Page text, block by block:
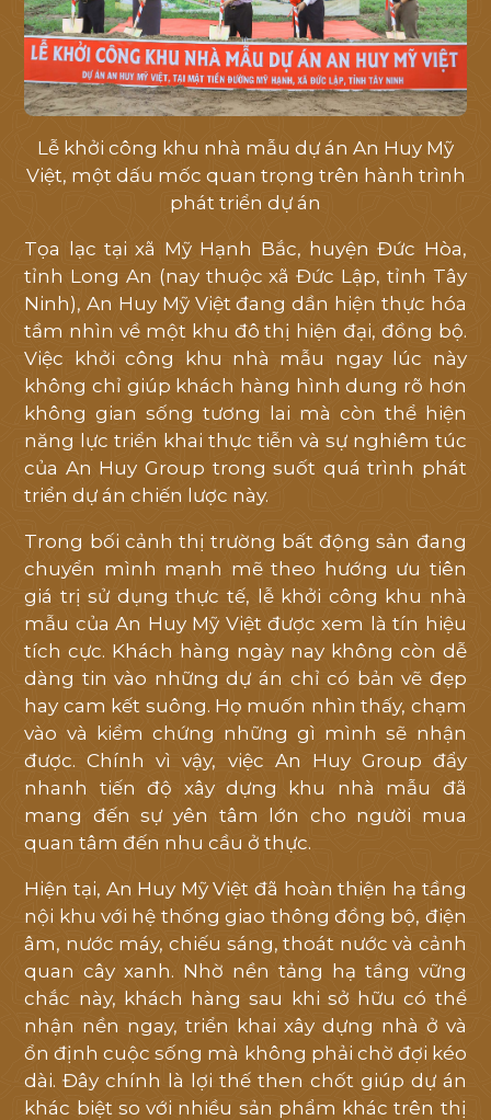
Lễ khởi công khu nhà mẫu dự án An Huy Mỹ
Việt, một dấu mốc quan trọng trên hành trình
phát triển dự án
Tọa lạc tại xã Mỹ Hạnh Bắc, huyện Đức Hòa,
tỉnh Long An (nay thuộc xã Đức Lập, tỉnh Tây
Ninh), An Huy Mỹ Việt đang dần hiện thực hóa
tầm nhìn về một khu đô thị hiện đại, đồng bộ.
Việc khởi công khu nhà mẫu ngay lúc này
không chỉ giúp khách hàng hình dung rõ hơn
không gian sống tương lai mà còn thể hiện
năng lực triển khai thực tiễn và sự nghiêm túc
của An Huy Group trong suốt quá trình phát
triển dự án chiến lược này.
Trong bối cảnh thị trường bất động sản đang
chuyển mình mạnh mẽ theo hướng ưu tiên
giá trị sử dụng thực tế, lễ khởi công khu nhà
mẫu của An Huy Mỹ Việt được xem là tín hiệu
tích cực. Khách hàng ngày nay không còn dễ
dàng tin vào những dự án chỉ có bản vẽ đẹp
hay cam kết suông. Họ muốn nhìn thấy, chạm
vào và kiểm chứng những gì mình sẽ nhận
được. Chính vì vậy, việc An Huy Group đẩy
nhanh tiến độ xây dựng khu nhà mẫu đã
mang đến sự yên tâm lớn cho người mua
quan tâm đến nhu cầu ở thực.
Hiện tại, An Huy Mỹ Việt đã hoàn thiện hạ tầng
nội khu với hệ thống giao thông đồng bộ, điện
âm, nước máy, chiếu sáng, thoát nước và cảnh
quan cây xanh. Nhờ nền tảng hạ tầng vững
chắc này, khách hàng sau khi sở hữu có thể
nhận nền ngay, triển khai xây dựng nhà ở và
ổn định cuộc sống mà không phải chờ đợi kéo
dài. Đây chính là lợi thế then chốt giúp dự án
khác biệt so với nhiều sản phẩm khác trên thị
lại
thông
tin
liên
hệ
để
hỗ
trợ
tốt
nhất